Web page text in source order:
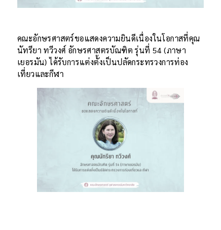
คณะอักษรศาสตร์ขอแสดงความยินดีเนื่องในโอกาสที่คุณ
นัทรียา ทวีวงศ์ อักษรศาสตรบัณฑิต รุ่นที่ 54 (ภาษา
เยอรมัน) ได้รับการแต่งตั้งเป็นปลัดกระทรวงการท่อง
เที่ยวและกีฬา